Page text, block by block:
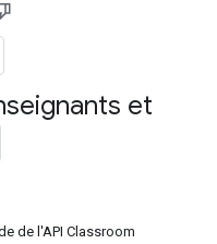
et
de l'API Classroom